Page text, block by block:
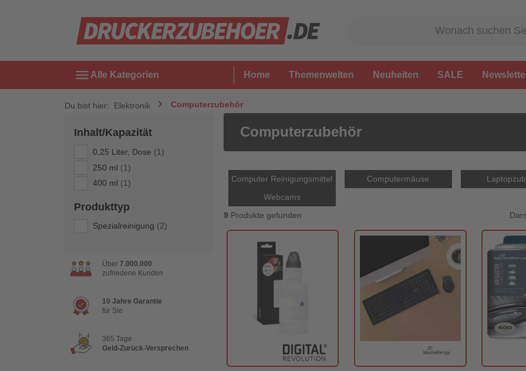
menu Alle Kategorien Home Themenwelten Neuheiten SALE
Du bist hier: Elektronik Computerzubehör
Computerzubehör
Inhalt/Kapazität
0,25 Liter, Dose (1)
250 ml (1)
400 ml (1)
Produkttyp
Spezialreinigung (2)
Über 7.000.000
zufriedene Kunden
10 Jahre Garantie
für Sie
365 Tage
Geld-Zurück-Versprechen
Computer Reinigungsmittel Computermäuse
Webcams
9 Produkte gefunden